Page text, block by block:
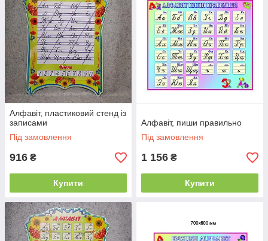
Алфавіт, пластиковий стенд із
записами
Під замовлення
916 ₴
Купити
Алфавіт, пиши правильно
Під замовлення
1 156 ₴
Купити